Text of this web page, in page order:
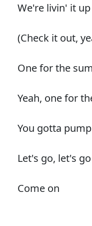
We're livin' it
(Check it out,
One for the
Yeah, one for
You gotta
Let's go, let's go
Come on